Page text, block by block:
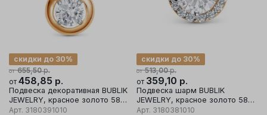
от 655,50р.
скидки до 30%
от 458,85 р.
Подвеска декоративная BUBLIK
JEWELRY, красное золото 585
проба, вставка фианит
Арт. 3180391010
от 513,00р.
скидки до 30%
от 359,10 р.
Подвеска шарм BUBLIK
JEWELRY, красное золото 585
проба, вставка фианит
Арт. 3180381010